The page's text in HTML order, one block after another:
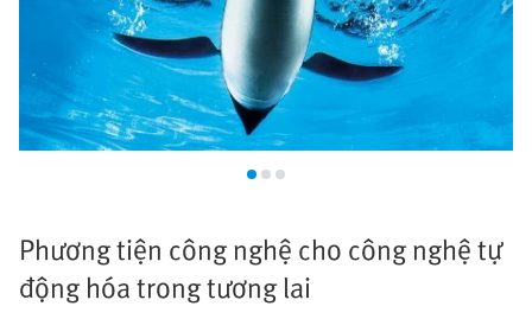
Phương tiện công nghệ cho công nghệ tự
động hóa trong tương lai